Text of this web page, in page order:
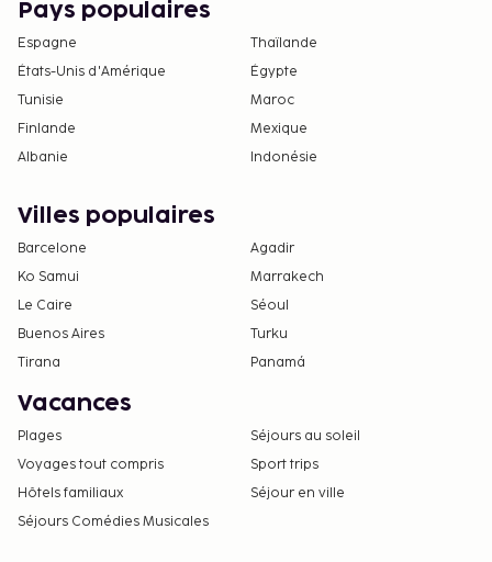
Pays populaires
Espagne
Thaïlande
États-Unis d'Amérique
Égypte
Tunisie
Maroc
Finlande
Mexique
Albanie
Indonésie
Villes populaires
Barcelone
Agadir
Ko Samui
Marrakech
Le Caire
Séoul
Buenos Aires
Turku
Tirana
Panamá
Vacances
Plages
Séjours au soleil
Voyages tout compris
Sport trips
Hôtels familiaux
Séjour en ville
Séjours Comédies Musicales